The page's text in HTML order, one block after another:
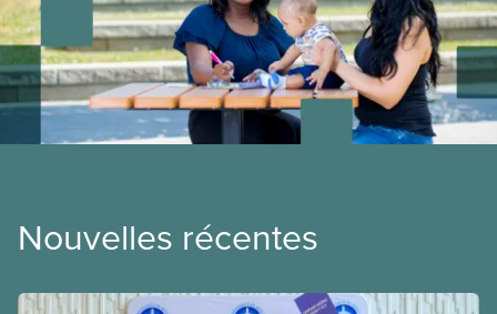
Nouvelles récentes